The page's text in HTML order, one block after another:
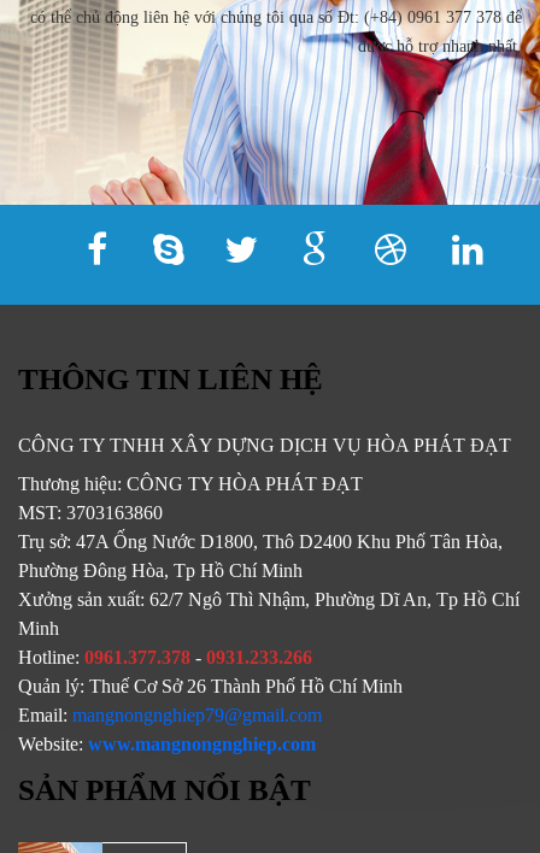
có thể chủ động liên hệ với chúng tôi qua số Đt: (+84) 0961 377 378 để
được hỗ trợ nhanh nhất.
THÔNG TIN LIÊN HỆ
CÔNG TY TNHH XÂY DỰNG DỊCH VỤ HÒA PHÁT ĐẠT
Thương hiệu: CÔNG TY HÒA PHÁT ĐẠT
MST: 3703163860
Trụ sở: 47A Ống Nước D1800, Thô D2400 Khu Phố Tân Hòa,
Phường Đông Hòa, Tp Hồ Chí Minh
Xưởng sản xuất: 62/7 Ngô Thì Nhậm, Phường Dĩ An, Tp Hồ Chí
Minh
Hotline: 0961.377.378 - 0931.233.266
Quản lý: Thuế Cơ Sở 26 Thành Phố Hồ Chí Minh
Email: mangnongnghiep79@gmail.com
Website: www.mangnongnghiep.com
SẢN PHẨM NỔI BẬT